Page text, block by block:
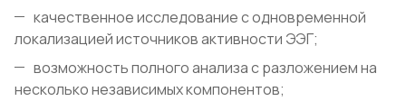
качественное исследование с одновременной
локализацией источников активности ЭЭГ;
возможность полного анализа с разложением на
несколько независимых компонентов;